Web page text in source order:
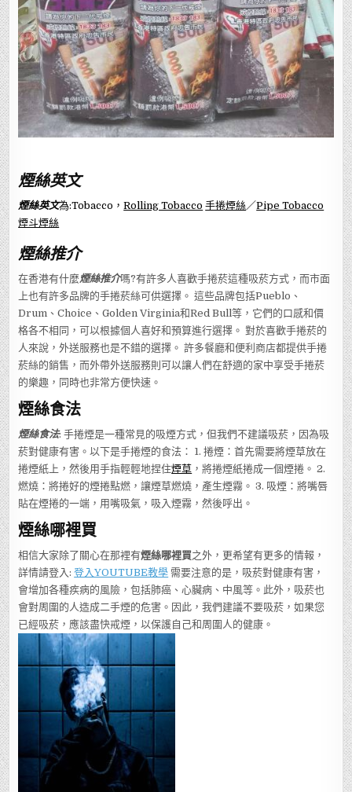
煙絲英文
煙絲英文為:Tobacco，Rolling Tobacco 手捲煙絲／Pipe Tobacco
煙斗煙絲
煙絲推介
在香港有什麼煙絲推介嗎?有許多人喜歡手捲菸這種吸菸方式，而市面
上也有許多品牌的手捲菸絲可供選擇。 這些品牌包括Pueblo、
Drum、Choice、Golden Virginia和Red Bull等，它們的口感和價
格各不相同，可以根據個人喜好和預算進行選擇。 對於喜歡手捲菸的
人來說，外送服務也是不錯的選擇。 許多餐廳和便利商店都提供手捲
菸絲的銷售，而外帶外送服務則可以讓人們在舒適的家中享受手捲菸
的樂趣，同時也非常方便快速。
煙絲食法
煙絲食法: 手捲煙是一種常見的吸煙方式，但我們不建議吸菸，因為吸
菸對健康有害。以下是手捲煙的食法： 1. 捲煙：首先需要將煙草放在
捲煙紙上，然後用手指輕輕地捏住煙草 ，將捲煙紙捲成一個煙捲。 2.
燃燒：將捲好的煙捲點燃，讓煙草燃燒，產生煙霧。 3. 吸煙：將嘴唇
貼在煙捲的一端，用嘴吸氣，吸入煙霧，然後呼出。
煙絲哪裡買
相信大家除了關心在那裡有煙絲哪裡買之外，更希望有更多的情報，
詳情請登入:登入YOUTUBE教學 需要注意的是，吸菸對健康有害，
會增加各種疾病的風險，包括肺癌、心臟病、中風等。此外，吸菸也
會對周圍的人造成二手煙的危害。因此，我們建議不要吸菸，如果您
已經吸菸，應該盡快戒煙，以保護自己和周圍人的健康。